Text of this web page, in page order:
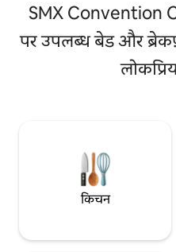
SMX Convention
पर उपलब्ध बेड और
किचन